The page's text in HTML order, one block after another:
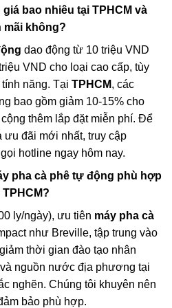
bao nhiêu tại TPHCM và
không?
dao động từ 10 triệu VND
VND cho loại cao cấp, tùy
năng. Tại TPHCM, các
bao gồm giảm 10-15% cho
thêm lắp đặt miễn phí. Để
ưu đãi mới nhất, truy cập
hotline ngay hôm nay.
pha cà phê tự động phù hợp
ly/ngày), ưu tiên máy pha cà
như Breville, tập trung vào
thời gian đào tạo nhân
nguồn nước địa phương tại
nghẽn. Chúng tôi khuyên nên
bảo phù hợp.